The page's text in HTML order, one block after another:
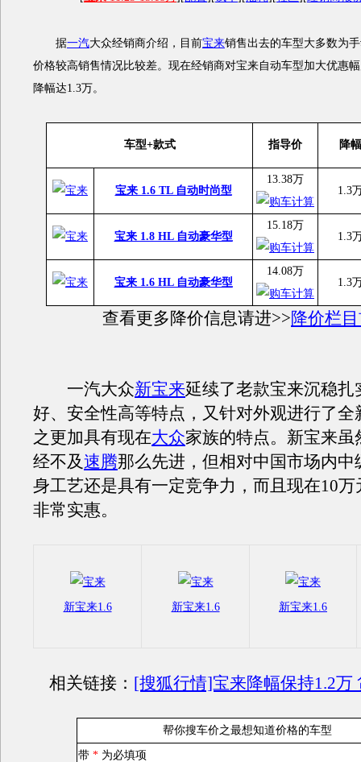
据一汽大众经销商介绍，目前宝来销售出去的车型大多数为
价格较高销售情况比较差。现在经销商对宝来自动车型加大优惠
降幅达1.3万。
车型+款式 指导价 降幅
宝来 1.6 TL 自动时尚型
13.38万
1.3
宝来 1.8 HL 自动豪华型
15.18万
1.3
宝来 1.6 HL 自动豪华型
14.08万
1.3
查看更多降价信息请进>>降价栏
一汽大众新宝来延续了老款宝来沉稳扎
好、安全性高等特点，又针对外观进行了全
之更加具有现在大众家族的特点。新宝来虽
经不及速腾那么先进，但相对中国市场内中
身工艺还是具有一定竞争力，而且现在10
非常实惠。
新宝来1.6 新宝来1.6 新宝来1.6
相关链接： [搜狐行情]宝来降幅保持1.2万
帮你搜车价之最想知道价格的车型
带 *为必填项